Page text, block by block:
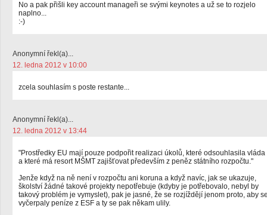
No a pak přišli key account manageři se svými keynotes a už se to rozjelo
naplno...
:-)
Anonymní řekl(a)...
12. ledna 2012 v 10:00
zcela souhlasím s poste restante...
Anonymní řekl(a)...
12. ledna 2012 v 13:44
"Prostředky EU mají pouze podpořit realizaci úkolů, které odsouhlasila vláda
a které má resort MŠMT zajišťovat především z peněz státního rozpočtu."
Jenže když na ně není v rozpočtu ani koruna a když navíc, jak se ukazuje,
školství žádné takové projekty nepotřebuje (kdyby je potřebovalo, nebyl by
takový problém je vymyslet), pak je jasné, že se rozjíždějí jenom proto, aby
vyčerpaly peníze z ESF a ty se pak někam ulily.